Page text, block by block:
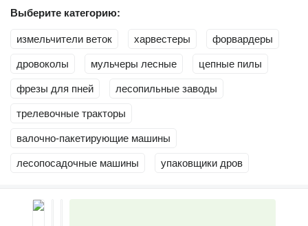
Выберите категорию:
измельчители веток харвестеры форвардеры
дровоколы мульчеры лесные цепные пилы
фрезы для пней лесопильные заводы
трелевочные тракторы
валочно-пакетирующие машины
лесопосадочные машины упаковщики дров